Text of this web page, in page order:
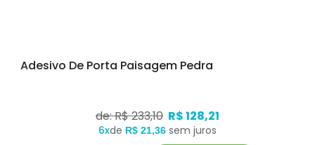
Adesivo De Porta Paisagem Pedra
de: R$ 233,10 R$ 128,21
6xde R$ 21,36 sem juros